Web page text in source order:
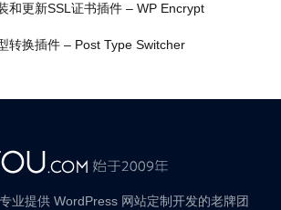
和更新SSL证书插件 – WP Encrypt
转换插件 – Post Type Switcher
业提供 WordPress 网站定制开发的老牌团